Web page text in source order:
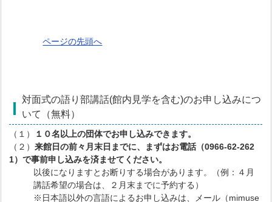
ページの先頭へ
対面式の語り部講話(館内見学を含む)のお申し込みにつ
いて（無料）
（１）
１０名以上の団体でお申し込みできます。
（２）来館日の前々月末日までに、まずはお電話（0966-62-262
1）で事前申し込みを済ませてください。
以後になりますとお断りする場合があります。（例：４月
講話希望の場合は、２月末までに予約する）
※日本語以外の言語によるお申し込みは、メール（mimuse